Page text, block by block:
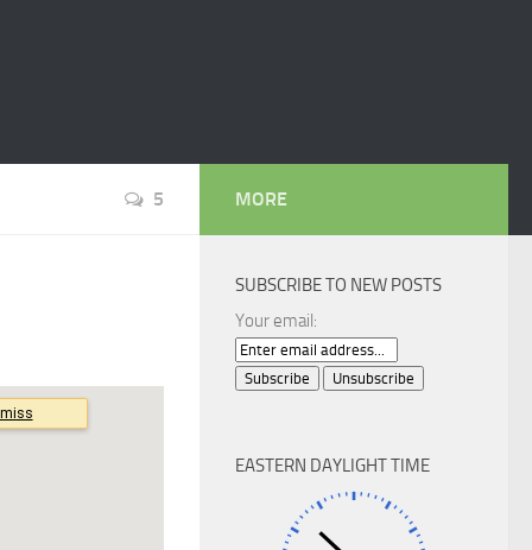
5 MORE
SUBSCRIBE TO NEW POSTS
Your email:
EASTERN DAYLIGHT TIME